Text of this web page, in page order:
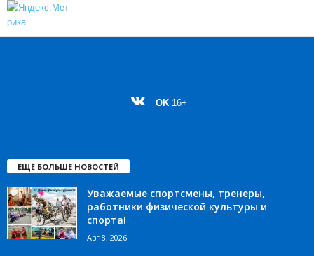
OK 16+
ЕЩЁ БОЛЬШЕ НОВОСТЕЙ
Уважаемые спортсмены, тренеры,
работники физической культуры и
спорта!
Авг 8, 2026